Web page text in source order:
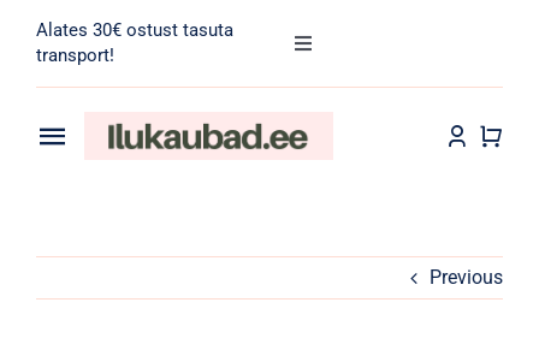
content
Alates 30€ ostust tasuta
transport!
Toggle
for:
Toggle
Previous